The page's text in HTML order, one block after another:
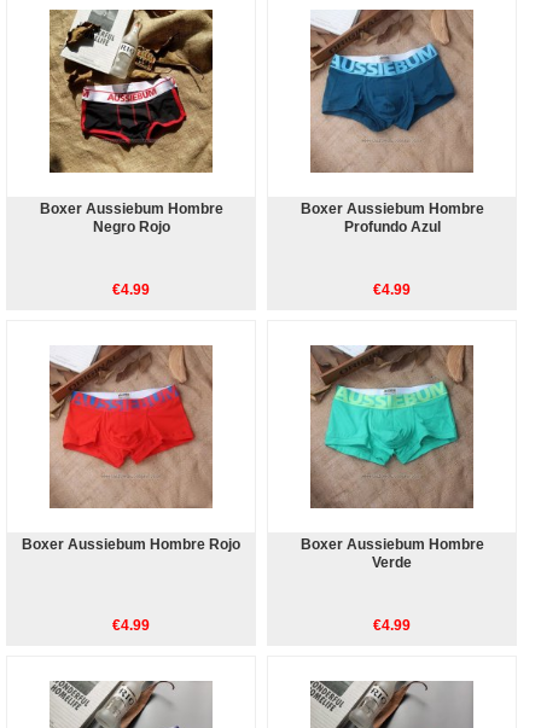
Boxer Aussiebum Hombre
Negro Rojo
€4.99
Boxer Aussiebum Hombre
Profundo Azul
€4.99
Boxer Aussiebum Hombre Rojo
€4.99
Boxer Aussiebum Hombre
Verde
€4.99